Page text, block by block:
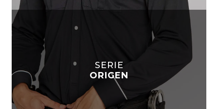
SERIE
ORIGEN